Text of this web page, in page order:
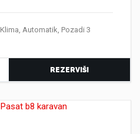
Automatik, Pozadi 3
REZERVIŠI